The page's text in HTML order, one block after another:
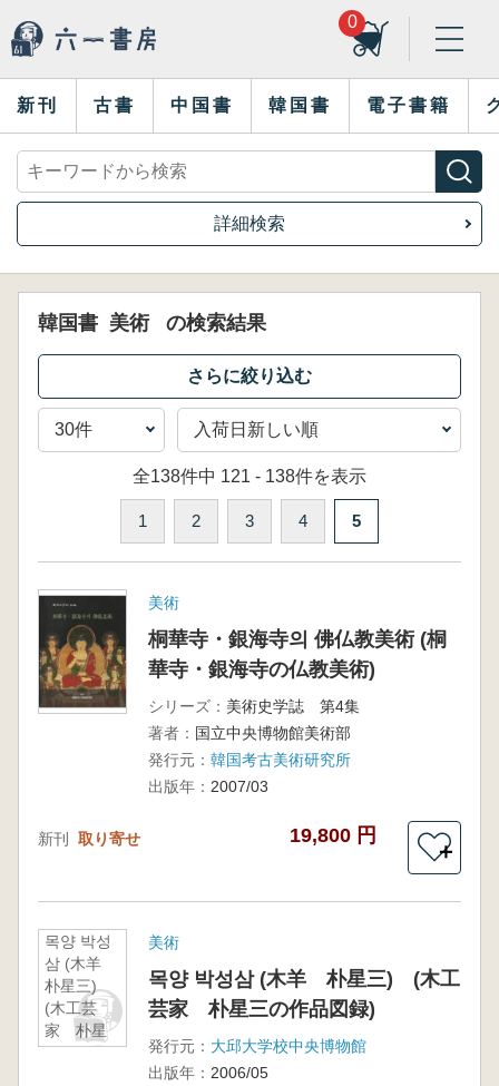
0
新刊 古書 中国書 韓国書 電子書籍
詳細検索
韓国書 美術 の検索結果
全138件中 121 - 138件を表示
1 2 3 4 5
美術
桐華寺・銀海寺의 佛仏教美術 (桐
華寺・銀海寺の仏教美術)
シリーズ： 美術史学誌 第4集
著者： 国立中央博物館美術部
発行元： 韓国考古美術研究所
出版年： 2007/03
新刊 取り寄せ 19,800 円
＋
목양 박성
삼 (木羊
朴星三)
(木工芸
家 朴星
三の作品
美術
목양 박성삼 (木羊 朴星三) (木工
芸家 朴星三の作品図録)
発行元： 大邱大学校中央博物館
出版年： 2006/05